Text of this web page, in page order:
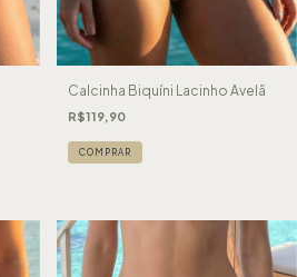
Calcinha Biquíni Lacinho Avelã
R$119,90
COMPRAR